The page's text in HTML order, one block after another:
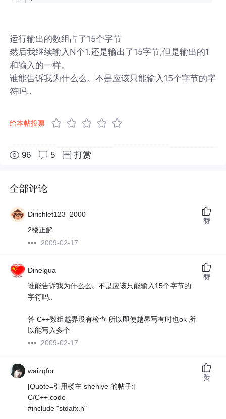
运行输出的数组占了15个字节
然后我继续输入N个1.还是输出了15字节,但是输出的1
和输入的一样。
谁能告诉我为什么么。不是应该只能输入15个字节的字
符吗..
给本帖投票
96 5 打赏
全部评论
Dirichlet123_2000
2楼正解
2009-02-17
赞
Dinelgua
谁能告诉我为什么么。不是应该只能输入15个字节的
字符吗..
答 C++数组越界没有检查 所以即使越界写有时也ok 所
以能写入多个
2009-02-17
赞
waizqfor
[Quote=引用楼主 shenlye 的帖子:]
C/C++ code
#include "stdafx.h"
赞